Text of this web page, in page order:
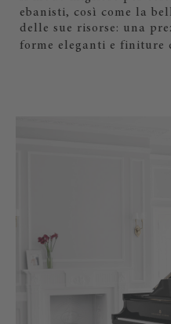
ebanisti, così come la
delle sue risorse: una
forme eleganti e finiture